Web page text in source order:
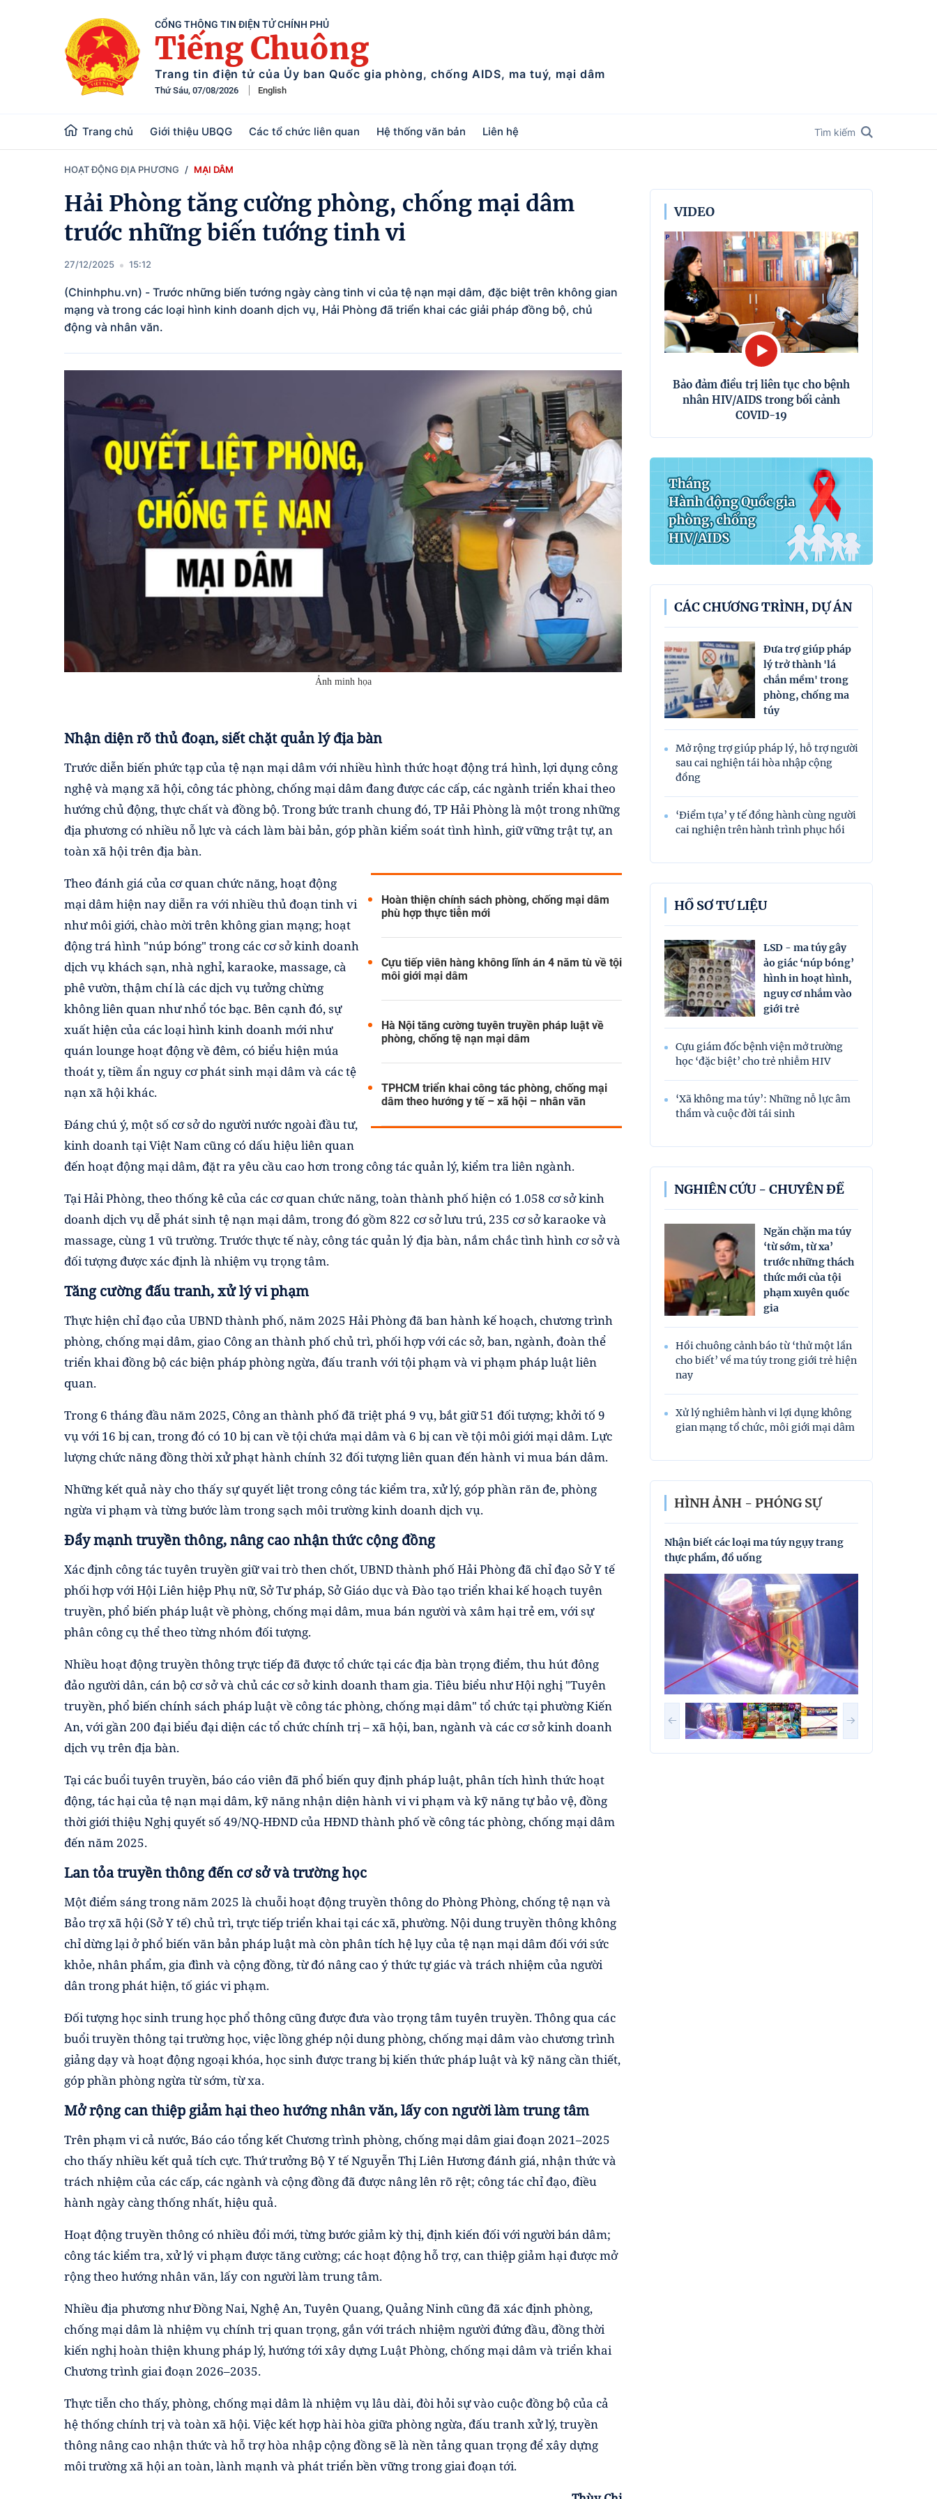
CỔNG THÔNG TIN ĐIỆN TỬ CHÍNH PHỦ
Tiếng Chuông
Trang tin điện tử của Ủy ban Quốc gia phòng, chống AIDS, ma tuý, mại dâm
Thứ Sáu, 07/08/2026 English
Trang chủ Giới thiệu UBQG Các tổ chức liên quan Hệ thống văn bản Liên hệ Tìm kiếm
HOẠT ĐỘNG ĐỊA PHƯƠNG MẠI DÂM
Hải Phòng tăng cường phòng, chống mại dâm
trước những biến tướng tinh vi
27/12/2025 15:12
(Chinhphu.vn) - Trước những biến tướng ngày càng tinh vi của tệ nạn mại dâm, đặc biệt trên không gian
mạng và trong các loại hình kinh doanh dịch vụ, Hải Phòng đã triển khai các giải pháp đồng bộ, chủ
động và nhân văn.
Ảnh minh họa
Nhận diện rõ thủ đoạn, siết chặt quản lý địa bàn
Trước diễn biến phức tạp của tệ nạn mại dâm với nhiều hình thức hoạt động trá hình, lợi dụng công
nghệ và mạng xã hội, công tác phòng, chống mại dâm đang được các cấp, các ngành triển khai theo
hướng chủ động, thực chất và đồng bộ. Trong bức tranh chung đó, TP Hải Phòng là một trong những
địa phương có nhiều nỗ lực và cách làm bài bản, góp phần kiểm soát tình hình, giữ vững trật tự, an
toàn xã hội trên địa bàn.
Hoàn thiện chính sách phòng, chống mại dâm
phù hợp thực tiễn mới
Cựu tiếp viên hàng không lĩnh án 4 năm tù về tội
môi giới mại dâm
Hà Nội tăng cường tuyên truyền pháp luật về
phòng, chống tệ nạn mại dâm
TPHCM triển khai công tác phòng, chống mại
dâm theo hướng y tế – xã hội – nhân văn
Theo đánh giá của cơ quan chức năng, hoạt động
mại dâm hiện nay diễn ra với nhiều thủ đoạn tinh vi
như môi giới, chào mời trên không gian mạng; hoạt
động trá hình "núp bóng" trong các cơ sở kinh doanh
dịch vụ khách sạn, nhà nghỉ, karaoke, massage, cà
phê vườn, thậm chí là các dịch vụ tưởng chừng
không liên quan như nhổ tóc bạc. Bên cạnh đó, sự
xuất hiện của các loại hình kinh doanh mới như
quán lounge hoạt động về đêm, có biểu hiện múa
thoát y, tiềm ẩn nguy cơ phát sinh mại dâm và các tệ
nạn xã hội khác.
Đáng chú ý, một số cơ sở do người nước ngoài đầu tư,
kinh doanh tại Việt Nam cũng có dấu hiệu liên quan
đến hoạt động mại dâm, đặt ra yêu cầu cao hơn trong công tác quản lý, kiểm tra liên ngành.
Tại Hải Phòng, theo thống kê của các cơ quan chức năng, toàn thành phố hiện có 1.058 cơ sở kinh
doanh dịch vụ dễ phát sinh tệ nạn mại dâm, trong đó gồm 822 cơ sở lưu trú, 235 cơ sở karaoke và
massage, cùng 1 vũ trường. Trước thực tế này, công tác quản lý địa bàn, nắm chắc tình hình cơ sở và
đối tượng được xác định là nhiệm vụ trọng tâm.
Tăng cường đấu tranh, xử lý vi phạm
Thực hiện chỉ đạo của UBND thành phố, năm 2025 Hải Phòng đã ban hành kế hoạch, chương trình
phòng, chống mại dâm, giao Công an thành phố chủ trì, phối hợp với các sở, ban, ngành, đoàn thể
triển khai đồng bộ các biện pháp phòng ngừa, đấu tranh với tội phạm và vi phạm pháp luật liên
quan.
Trong 6 tháng đầu năm 2025, Công an thành phố đã triệt phá 9 vụ, bắt giữ 51 đối tượng; khởi tố 9
vụ với 16 bị can, trong đó có 10 bị can về tội chứa mại dâm và 6 bị can về tội môi giới mại dâm. Lực
lượng chức năng đồng thời xử phạt hành chính 32 đối tượng liên quan đến hành vi mua bán dâm.
Những kết quả này cho thấy sự quyết liệt trong công tác kiểm tra, xử lý, góp phần răn đe, phòng
ngừa vi phạm và từng bước làm trong sạch môi trường kinh doanh dịch vụ.
Đẩy mạnh truyền thông, nâng cao nhận thức cộng đồng
Xác định công tác tuyên truyền giữ vai trò then chốt, UBND thành phố Hải Phòng đã chỉ đạo Sở Y tế
phối hợp với Hội Liên hiệp Phụ nữ, Sở Tư pháp, Sở Giáo dục và Đào tạo triển khai kế hoạch tuyên
truyền, phổ biến pháp luật về phòng, chống mại dâm, mua bán người và xâm hại trẻ em, với sự
phân công cụ thể theo từng nhóm đối tượng.
Nhiều hoạt động truyền thông trực tiếp đã được tổ chức tại các địa bàn trọng điểm, thu hút đông
đảo người dân, cán bộ cơ sở và chủ các cơ sở kinh doanh tham gia. Tiêu biểu như Hội nghị "Tuyên
truyền, phổ biến chính sách pháp luật về công tác phòng, chống mại dâm" tổ chức tại phường Kiến
An, với gần 200 đại biểu đại diện các tổ chức chính trị – xã hội, ban, ngành và các cơ sở kinh doanh
dịch vụ trên địa bàn.
Tại các buổi tuyên truyền, báo cáo viên đã phổ biến quy định pháp luật, phân tích hình thức hoạt
động, tác hại của tệ nạn mại dâm, kỹ năng nhận diện hành vi vi phạm và kỹ năng tự bảo vệ, đồng
thời giới thiệu Nghị quyết số 49/NQ-HĐND của HĐND thành phố về công tác phòng, chống mại dâm
đến năm 2025.
Lan tỏa truyền thông đến cơ sở và trường học
Một điểm sáng trong năm 2025 là chuỗi hoạt động truyền thông do Phòng Phòng, chống tệ nạn và
Bảo trợ xã hội (Sở Y tế) chủ trì, trực tiếp triển khai tại các xã, phường. Nội dung truyền thông không
chỉ dừng lại ở phổ biến văn bản pháp luật mà còn phân tích hệ lụy của tệ nạn mại dâm đối với sức
khỏe, nhân phẩm, gia đình và cộng đồng, từ đó nâng cao ý thức tự giác và trách nhiệm của người
dân trong phát hiện, tố giác vi phạm.
Đối tượng học sinh trung học phổ thông cũng được đưa vào trọng tâm tuyên truyền. Thông qua các
buổi truyền thông tại trường học, việc lồng ghép nội dung phòng, chống mại dâm vào chương trình
giảng dạy và hoạt động ngoại khóa, học sinh được trang bị kiến thức pháp luật và kỹ năng cần thiết,
góp phần phòng ngừa từ sớm, từ xa.
Mở rộng can thiệp giảm hại theo hướng nhân văn, lấy con người làm trung tâm
Trên phạm vi cả nước, Báo cáo tổng kết Chương trình phòng, chống mại dâm giai đoạn 2021–2025
cho thấy nhiều kết quả tích cực. Thứ trưởng Bộ Y tế Nguyễn Thị Liên Hương đánh giá, nhận thức và
trách nhiệm của các cấp, các ngành và cộng đồng đã được nâng lên rõ rệt; công tác chỉ đạo, điều
hành ngày càng thống nhất, hiệu quả.
Hoạt động truyền thông có nhiều đổi mới, từng bước giảm kỳ thị, định kiến đối với người bán dâm;
công tác kiểm tra, xử lý vi phạm được tăng cường; các hoạt động hỗ trợ, can thiệp giảm hại được mở
rộng theo hướng nhân văn, lấy con người làm trung tâm.
Nhiều địa phương như Đồng Nai, Nghệ An, Tuyên Quang, Quảng Ninh cũng đã xác định phòng,
chống mại dâm là nhiệm vụ chính trị quan trọng, gắn với trách nhiệm người đứng đầu, đồng thời
kiến nghị hoàn thiện khung pháp lý, hướng tới xây dựng Luật Phòng, chống mại dâm và triển khai
Chương trình giai đoạn 2026–2035.
Thực tiễn cho thấy, phòng, chống mại dâm là nhiệm vụ lâu dài, đòi hỏi sự vào cuộc đồng bộ của cả
hệ thống chính trị và toàn xã hội. Việc kết hợp hài hòa giữa phòng ngừa, đấu tranh xử lý, truyền
thông nâng cao nhận thức và hỗ trợ hòa nhập cộng đồng sẽ là nền tảng quan trọng để xây dựng
môi trường xã hội an toàn, lành mạnh và phát triển bền vững trong giai đoạn tới.
VIDEO
Bảo đảm điều trị liên tục cho bệnh
nhân HIV/AIDS trong bối cảnh
COVID-19
CÁC CHƯƠNG TRÌNH, DỰ ÁN
Đưa trợ giúp pháp
lý trở thành 'lá
chắn mềm' trong
phòng, chống ma
túy
Mở rộng trợ giúp pháp lý, hỗ trợ người
sau cai nghiện tái hòa nhập cộng
đồng
‘Điểm tựa’ y tế đồng hành cùng người
cai nghiện trên hành trình phục hồi
HỒ SƠ TƯ LIỆU
LSD - ma túy gây
ảo giác ‘núp bóng’
hình in hoạt hình,
nguy cơ nhắm vào
giới trẻ
Cựu giám đốc bệnh viện mở trường
học ‘đặc biệt’ cho trẻ nhiễm HIV
‘Xã không ma túy’: Những nỗ lực âm
thầm và cuộc đời tái sinh
NGHIÊN CỨU - CHUYÊN ĐỀ
Ngăn chặn ma túy
‘từ sớm, từ xa’
trước những thách
thức mới của tội
phạm xuyên quốc
gia
Hồi chuông cảnh báo từ ‘thử một lần
cho biết’ về ma túy trong giới trẻ hiện
nay
Xử lý nghiêm hành vi lợi dụng không
gian mạng tổ chức, môi giới mại dâm
HÌNH ẢNH - PHÓNG SỰ
Nhận biết các loại ma túy ngụy trang
thực phẩm, đồ uống